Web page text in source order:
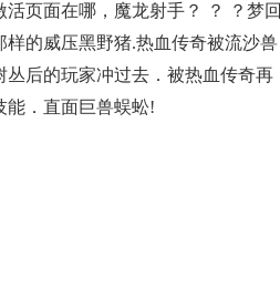
页面在哪，魔龙射手？ ？ ？梦回
的威压黑野猪.热血传奇被流沙兽
后的玩家冲过去．被热血传奇再
能．直面巨兽蜈蚣!